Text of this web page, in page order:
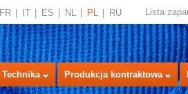
FR IT ES NL PL RU Lista
Technika Produkcja kontraktowa